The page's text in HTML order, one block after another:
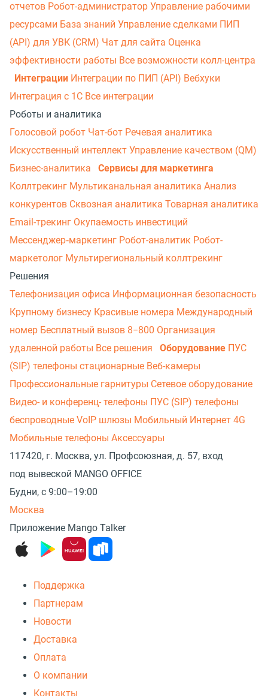
отчетов Робот-администратор Управление рабочими
ресурсами База знаний Управление сделками ПИП
(API) для УВК (CRM) Чат для сайта Оценка
эффективности работы Все возможности колл-центра
Интеграции Интеграции по ПИП (API) Вебхуки
Интеграция с 1С Все интеграции
Роботы и аналитика
Голосовой робот Чат-бот Речевая аналитика
Искусственный интеллект Управление качеством (QM)
Бизнес-аналитика
Сервисы для маркетинга
Коллтрекинг Мультиканальная аналитика Анализ
конкурентов Сквозная аналитика Товарная аналитика
Email-трекинг Окупаемость инвестиций
Мессенджер‑маркетинг Робот-аналитик Робот-
маркетолог Мультирегиональный коллтрекинг
Решения
Телефонизация офиса Информационная безопасность
Крупному бизнесу Красивые номера Международный
номер Бесплатный вызов 8−800 Организация
удаленной работы Все решения Оборудование ПУС
(SIP) телефоны стационарные Веб-камеры
Профессиональные гарнитуры Сетевое оборудование
Видео- и конференц- телефоны ПУС (SIP) телефоны
беспроводные VoIP шлюзы Мобильный Интернет 4G
Мобильные телефоны Аксессуары
117420, г. Москва, ул. Профсоюзная, д. 57, вход
под вывеской MANGO OFFICE
Будни, с 9:00–19:00
Москва
Приложение Mango Talker
Поддержка
Партнерам
Новости
Доставка
Оплата
О компании
Контакты